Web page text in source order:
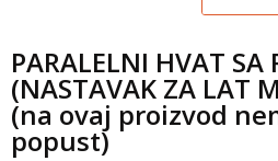
PARALELNI HVAT SA
(NASTAVAK ZA LAT
(na ovaj proizvod
popust)